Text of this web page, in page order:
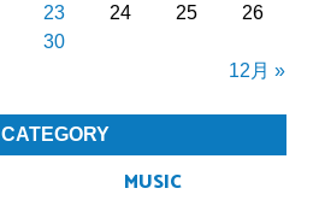
12月 »
23 24 25
26
30
CATEGORY
MUSIC